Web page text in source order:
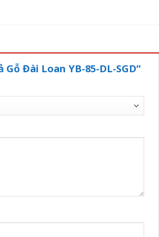
Đài Loan YB-85-DL-SGD”